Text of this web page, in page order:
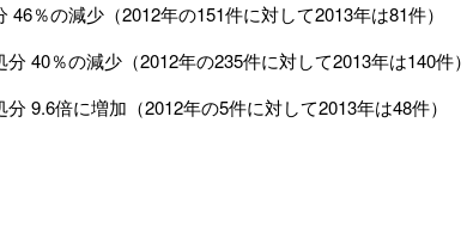
46％の減少（2012年の151件に対して2013年は81件）
分 40％の減少（2012年の235件に対して2013年は140件）
分 9.6倍に増加（2012年の5件に対して2013年は48件）